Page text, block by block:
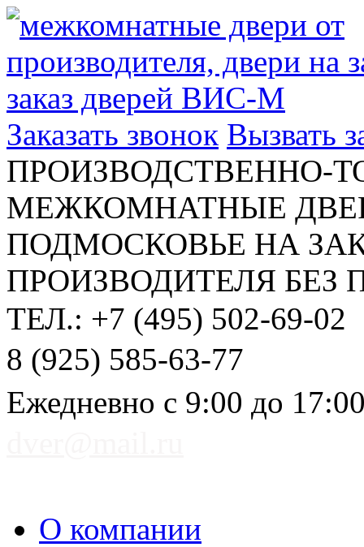
Заказать звонок Вызвать
ПРОИЗВОДСТВЕННО-
МЕЖКОМНАТНЫЕ
ПОДМОСКОВЬЕ НА
ПРОИЗВОДИТЕЛЯ БЕЗ
ТЕЛ.: +7 (495) 502-69-02
8 (925) 585-63-77
Ежедневно с 9:00 до
О компании